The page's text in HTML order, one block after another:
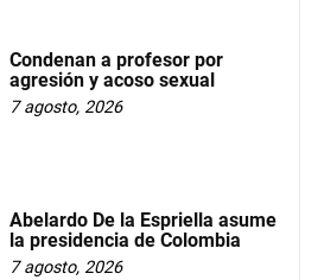
Condenan a profesor por
agresión y acoso sexual
7 agosto, 2026
Abelardo De la Espriella asume
la presidencia de Colombia
7 agosto, 2026